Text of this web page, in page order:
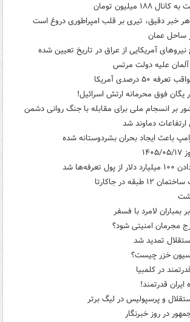
میلیون تومان
هر خبر دقیق، تیری بر قلب امپراطوری دروغ است
ساحل عمان
نیروهای آمریکایی از عراق در تاریخ تعیین شده
علیه دولت مرتس
۵۰ درصدی آمریکا
یگان فوق محرمانه ارتش اسرائیل!
بر انسجام ملی برای مقابله با جنگ روانی دشمن
ارتفاعات دماوند شد
باعث ایجاد بحران بشردوستانه شده
شد
در جاکارتا
لامرد با فسفر
مجرمان امنیتی شود؟
تمدید شد
خزر چیست؟
در کلمبیا
قدرتمند!
و پرسپولیس در لیگ برتر
در روز خبرنگار